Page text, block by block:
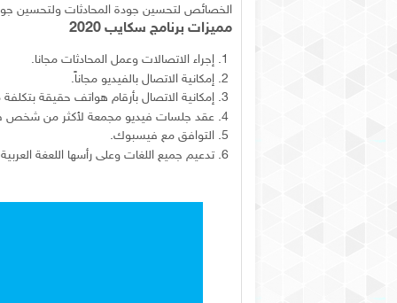
الخصائص لتحسين جودة المحادثات ولتحسين
مميزات برنامج سكايب 2020
إجراء الاتصالات وعمل المحادثات مجانا.
إمكانية الاتصال بالفيديو مجاناً.
إمكانية الاتصال بأرقام هواتف حقيقة
عقد جلسات فيديو مجمعة لأكثر من شخص
التوافق مع فيسبوك.
تدعيم جميع اللغات وعلى رأسها اللعغة